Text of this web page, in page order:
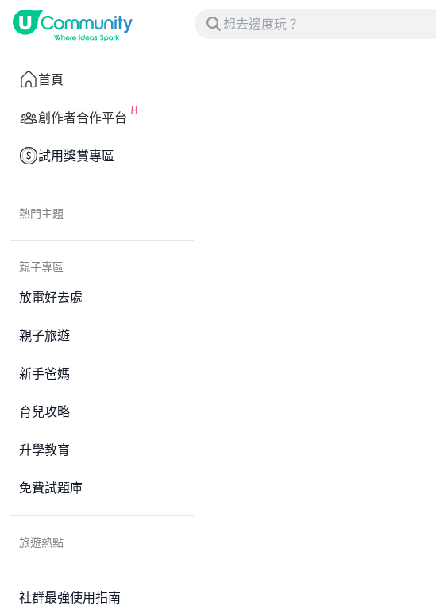
首頁
創作者合作平台
試用獎賞專區
熱門主題
親子專區
放電好去處
親子旅遊
新手爸媽
育兒攻略
升學教育
免費試題庫
旅遊熱點
社群最強使用指南